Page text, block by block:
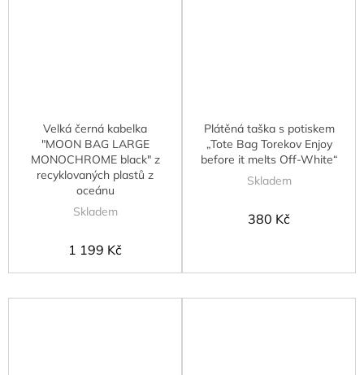
Velká černá kabelka
"MOON BAG LARGE
MONOCHROME black" z
recyklovaných plastů z
oceánu
Skladem
1 199 Kč
Plátěná taška s potiskem
„Tote Bag Torekov Enjoy
before it melts Off-White“
Skladem
380 Kč